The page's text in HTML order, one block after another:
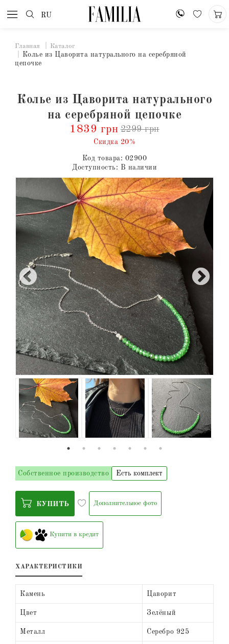
RU
Главная Каталог
Колье из Цаворита натурального на серебряной
цепочке
Колье из Цаворита натурального
на серебряной цепочке
1839 грн 2299 грн
Скидка 20%
Код товара: 02900
Доступность: В наличии
Собственное производство Есть комплект
КУПИТЬ Дополнительное фото
Купити в кредит
ХАРАКТЕРИСТИКИ
Камень Цаворит
Цвет Зелёный
Металл Серебро 925